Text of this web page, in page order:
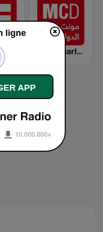
Montecarlo al doualiya (مونت كارلو الدولية)
ligne
APP